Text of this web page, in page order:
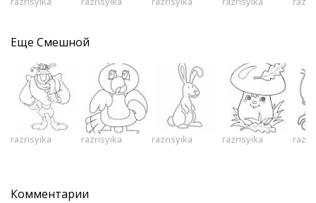
Еще Смешной
razrisyika razrisyika razrisyika razrisyika
Комментарии